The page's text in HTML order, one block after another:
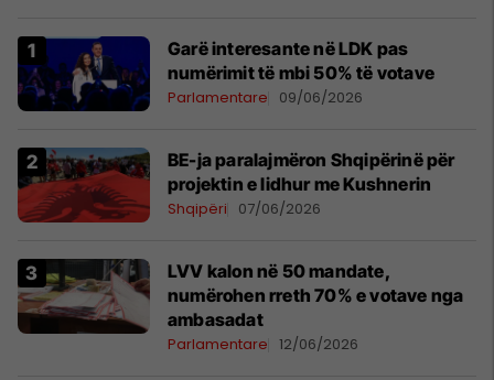
Garë interesante në LDK pas
numërimit të mbi 50% të votave
Parlamentare 09/06/2026
BE-ja paralajmëron Shqipërinë për
projektin e lidhur me Kushnerin
Shqipëri 07/06/2026
LVV kalon në 50 mandate,
numërohen rreth 70% e votave nga
ambasadat
Parlamentare 12/06/2026